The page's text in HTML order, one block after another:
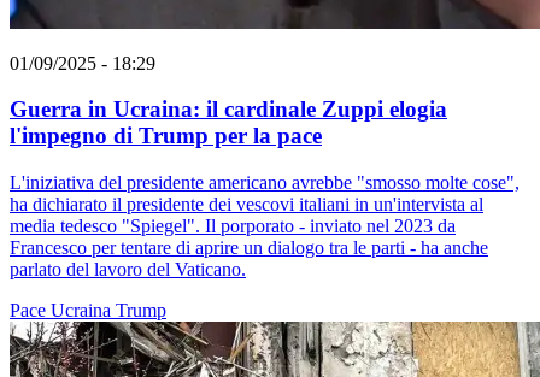
01/09/2025 - 18:29
Guerra in Ucraina: il cardinale Zuppi elogia
l'impegno di Trump per la pace
L'iniziativa del presidente americano avrebbe "smosso molte cose",
ha dichiarato il presidente dei vescovi italiani in un'intervista al
media tedesco "Spiegel". Il porporato - inviato nel 2023 da
Francesco per tentare di aprire un dialogo tra le parti - ha anche
parlato del lavoro del Vaticano.
Pace Ucraina Trump